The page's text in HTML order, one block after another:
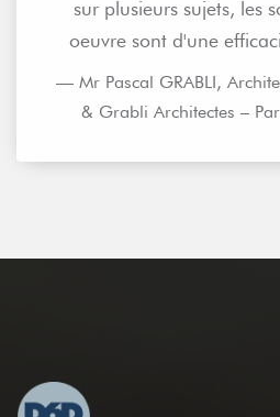
sur plusieurs sujets, les
oeuvre sont d'une
— Mr Pascal GRABLI,
& Grabli Architectes –